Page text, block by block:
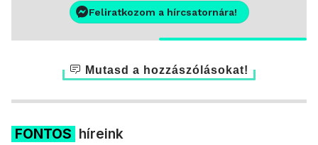
Feliratkozom a hírcsatornára!
Mutasd a hozzászólásokat!
FONTOS híreink